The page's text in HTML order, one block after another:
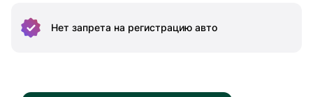
Нет запрета на регистрацию авто